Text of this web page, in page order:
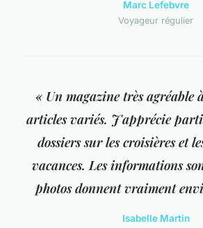
Marc Lefebvre
Voyageur régulier
« Un magazine très agréable
articles variés. J'apprécie
dossiers sur les croisières et
vacances. Les informations
photos donnent vraiment
Isabelle Martin